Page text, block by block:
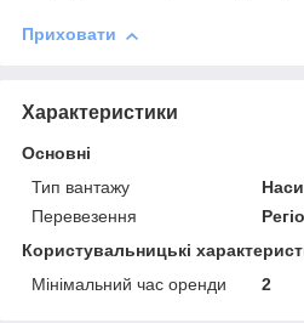
Приховати
Характеристики
Основні
Тип вантажу
Перевезення
Користувальницькі
Мінімальний час оренди
2